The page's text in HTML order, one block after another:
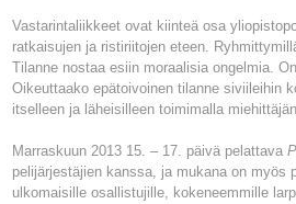
Vastarintaliikkeet ovat kiinteä osa
ratkaisujen ja ristiriitojen eteen.
Tilanne nostaa esiin moraalisia ongelmia.
Oikeuttaako epätoivoinen tilanne siviileihin
itselleen ja läheisilleen toimimalla
Marraskuun 2013 15. – 17. päivä pelattava
pelijärjestäjien kanssa, ja mukana on myös
ulkomaisille osallistujille, kokeneemmille